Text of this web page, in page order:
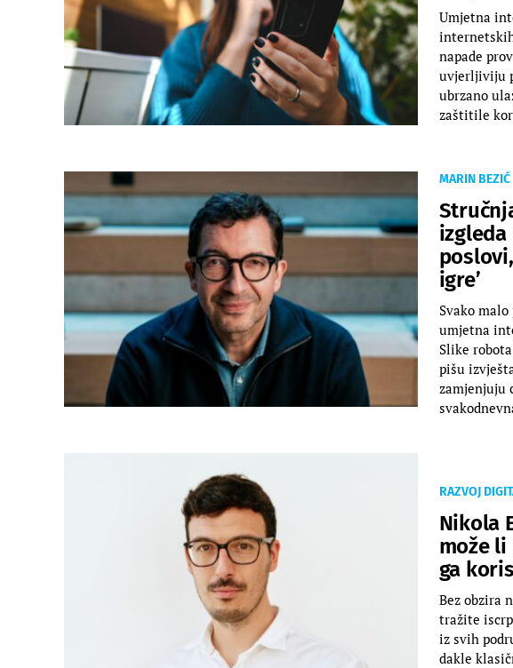
Umjetna
napade
uvjerljiviju
ubrzano
zaštitile
MARIN BEZIĆ
izgleda
igre’
Svako
umjetna
Slike
pišu
zamjenjuju
RAZVOJ
Nikola
može li
ga
Bez obzira
tražite
iz svih
dakle